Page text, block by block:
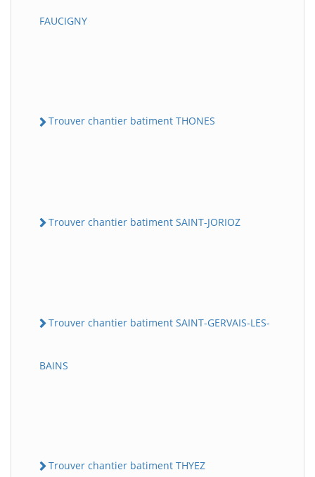
FAUCIGNY
Trouver chantier batiment THONES
Trouver chantier batiment SAINT-JORIOZ
Trouver chantier batiment SAINT-GERVAIS-LES-
BAINS
Trouver chantier batiment THYEZ